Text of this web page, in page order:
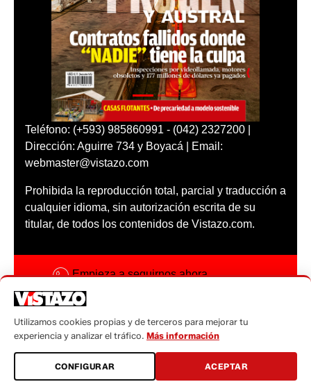
Teléfono: (+593) 985860991 - (042) 2327200 |
Dirección: Aguirre 734 y Boyacá | Email:
webmaster@vistazo.com
Prohibida la reproducción total, parcial y traducción a
cualquier idioma, sin autorización escrita de su
titular, de todos los contenidos de Vistazo.com.
Empieza a seguirnos ahora
Código ética
Sugerencias a:
sugerencias@vistazo.com
Utilizamos cookies propias y de terceros para mejorar tu
experiencia y analizar el tráfico. Más información
CONFIGURAR ACEPTAR